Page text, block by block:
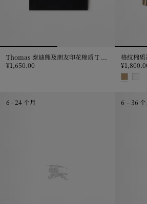
¥1,650.00
Thomas 泰迪熊及朋友印花棉质 T 恤衫,
格纹棉质
6 - 24 个月 6 – 36 个